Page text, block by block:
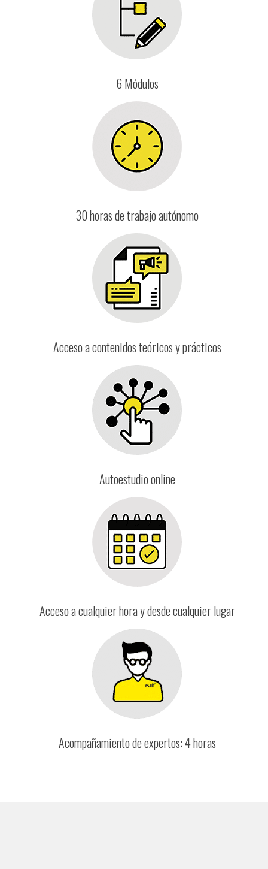
6 Módulos
30 horas de trabajo autónomo
Acceso a contenidos teóricos y prácticos
Autoestudio online
Acceso a cualquier hora y desde cualquier lugar
Acompañamiento de expertos: 4 horas